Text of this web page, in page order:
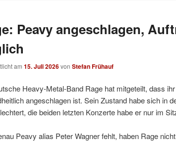
Peavy angeschlagen,
am 15. Juli 2026von Stefan Frühauf
Heavy-Metal-Band Rage hat mitgeteilt, dass
angeschlagen ist. Sein Zustand habe sich in
die beiden letzten Konzerte habe er nur im
Peavy alias Peter Wagner fehlt, haben Rage